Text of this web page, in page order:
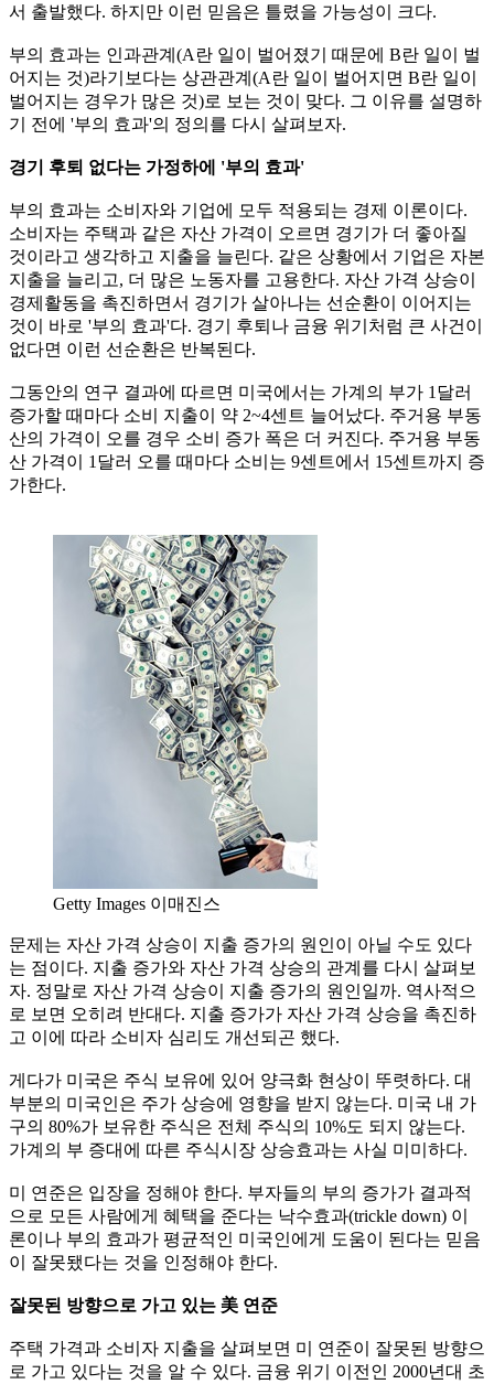
서 출발했다. 하지만 이런 믿음은 틀렸을 가능성이 크다.
부의 효과는 인과관계(A란 일이 벌어졌기 때문에 B란 일이 벌
어지는 것)라기보다는 상관관계(A란 일이 벌어지면 B란 일이
벌어지는 경우가 많은 것)로 보는 것이 맞다. 그 이유를 설명하
기 전에 '부의 효과'의 정의를 다시 살펴보자.
경기 후퇴 없다는 가정하에 '부의 효과'
부의 효과는 소비자와 기업에 모두 적용되는 경제 이론이다.
소비자는 주택과 같은 자산 가격이 오르면 경기가 더 좋아질
것이라고 생각하고 지출을 늘린다. 같은 상황에서 기업은 자본
지출을 늘리고, 더 많은 노동자를 고용한다. 자산 가격 상승이
경제활동을 촉진하면서 경기가 살아나는 선순환이 이어지는
것이 바로 '부의 효과'다. 경기 후퇴나 금융 위기처럼 큰 사건이
없다면 이런 선순환은 반복된다.
그동안의 연구 결과에 따르면 미국에서는 가계의 부가 1달러
증가할 때마다 소비 지출이 약 2~4센트 늘어났다. 주거용 부동
산의 가격이 오를 경우 소비 증가 폭은 더 커진다. 주거용 부동
산 가격이 1달러 오를 때마다 소비는 9센트에서 15센트까지 증
가한다.
Getty Images 이매진스
문제는 자산 가격 상승이 지출 증가의 원인이 아닐 수도 있다
는 점이다. 지출 증가와 자산 가격 상승의 관계를 다시 살펴보
자. 정말로 자산 가격 상승이 지출 증가의 원인일까. 역사적으
로 보면 오히려 반대다. 지출 증가가 자산 가격 상승을 촉진하
고 이에 따라 소비자 심리도 개선되곤 했다.
게다가 미국은 주식 보유에 있어 양극화 현상이 뚜렷하다. 대
부분의 미국인은 주가 상승에 영향을 받지 않는다. 미국 내 가
구의 80%가 보유한 주식은 전체 주식의 10%도 되지 않는다.
가계의 부 증대에 따른 주식시장 상승효과는 사실 미미하다.
미 연준은 입장을 정해야 한다. 부자들의 부의 증가가 결과적
으로 모든 사람에게 혜택을 준다는 낙수효과(trickle down) 이
론이나 부의 효과가 평균적인 미국인에게 도움이 된다는 믿음
이 잘못됐다는 것을 인정해야 한다.
잘못된 방향으로 가고 있는 美 연준
주택 가격과 소비자 지출을 살펴보면 미 연준이 잘못된 방향으
로 가고 있다는 것을 알 수 있다. 금융 위기 이전인 2000년대 초